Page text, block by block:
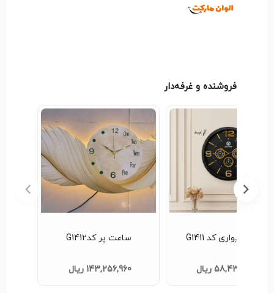
فروشنده و غرفه‌دار
ساعت دیواری کد G1411
58,433,760 ریال
ساعت پر کدG1412
143,256,960 ریال